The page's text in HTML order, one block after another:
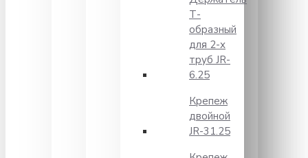
Т-
образный
для 2-х
труб JR-
6.25
Крепеж
двойной
JR-31.25